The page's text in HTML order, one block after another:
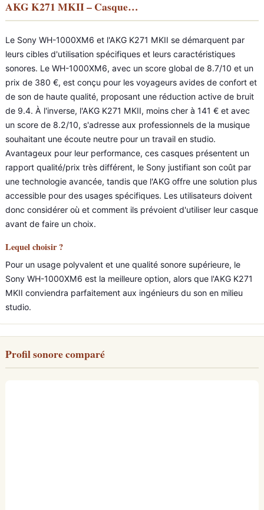
AKG K271 MKII – Casque…
Le Sony WH-1000XM6 et l'AKG K271 MKII se démarquent par
leurs cibles d'utilisation spécifiques et leurs caractéristiques
sonores. Le WH-1000XM6, avec un score global de 8.7/10 et un
prix de 380 €, est conçu pour les voyageurs avides de confort et
de son de haute qualité, proposant une réduction active de bruit
de 9.4. À l'inverse, l'AKG K271 MKII, moins cher à 141 € et avec
un score de 8.2/10, s'adresse aux professionnels de la musique
souhaitant une écoute neutre pour un travail en studio.
Avantageux pour leur performance, ces casques présentent un
rapport qualité/prix très différent, le Sony justifiant son coût par
une technologie avancée, tandis que l'AKG offre une solution plus
accessible pour des usages spécifiques. Les utilisateurs doivent
donc considérer où et comment ils prévoient d'utiliser leur casque
avant de faire un choix.
Lequel choisir ?
Pour un usage polyvalent et une qualité sonore supérieure, le
Sony WH-1000XM6 est la meilleure option, alors que l'AKG K271
MKII conviendra parfaitement aux ingénieurs du son en milieu
studio.
Profil sonore comparé